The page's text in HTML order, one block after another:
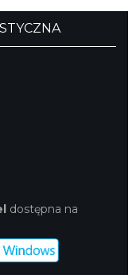
dostępna na